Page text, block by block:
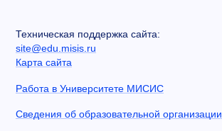
Техническая поддержка сайта:
site@edu.misis.ru
Карта сайта
Работа в Университете МИСИС
Сведения об образовательной организации